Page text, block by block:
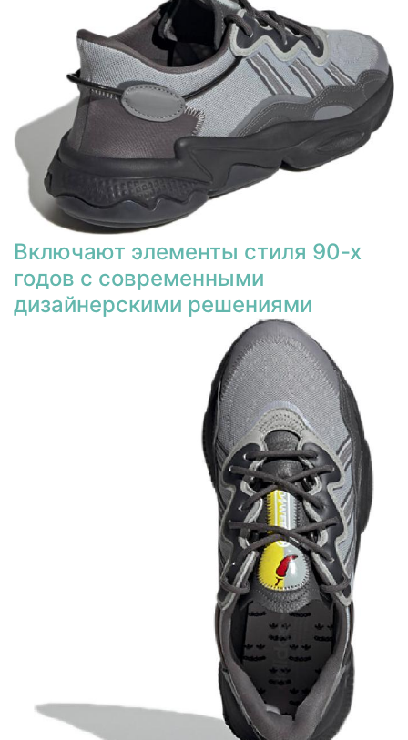
Включают элементы стиля 90-х
годов с современными
дизайнерскими решениями